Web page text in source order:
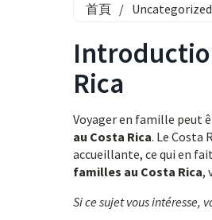
首頁 / Uncategorized
Rica
Voyager en famille peut
au Costa Rica. Le Costa
accueillante, ce qui en
familles au Costa Rica,
Si ce sujet vous intéresse,